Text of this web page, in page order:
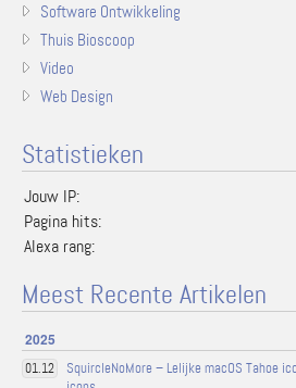
Software Ontwikkeling
Thuis Bioscoop
Video
Web Design
Statistieken
Jouw IP:
Pagina hits:
Alexa rang:
Meest Recente Artikelen
2025
01.12
SquircleNoMore – Lelijke macOS Tahoe